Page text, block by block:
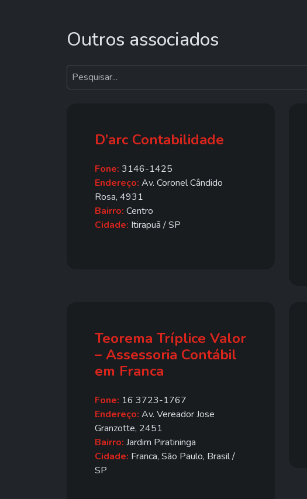
Outros associados
D’arc Contabilidade
Fone: 3146-1425
Endereço: Av. Coronel Cândido
Rosa, 4931
Bairro: Centro
Cidade: Itirapuã / SP
Teorema Tríplice Valor
– Assessoria Contábil
em Franca
Fone: 16 3723-1767
Endereço: Av. Vereador Jose
Granzotte, 2451
Bairro: Jardim Piratininga
Cidade: Franca, São Paulo, Brasil /
SP